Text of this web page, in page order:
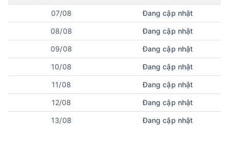
07/08 Đang cập nhật
08/08 Đang cập nhật
09/08 Đang cập nhật
10/08 Đang cập nhật
11/08 Đang cập nhật
12/08 Đang cập nhật
13/08 Đang cập nhật